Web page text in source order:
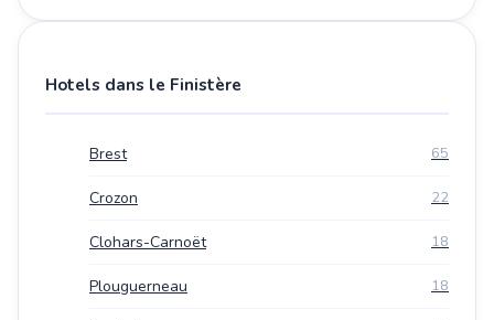
Hotels dans le Finistère
Brest 65
Crozon 22
Clohars-Carnoët 18
Plouguerneau 18